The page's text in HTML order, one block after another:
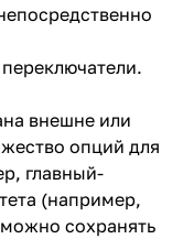
внешне или
опций для
главный-
(например,
сохранять